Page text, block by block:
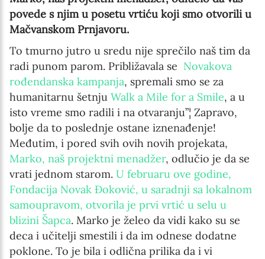
povede s njim u posetu vrtiću koji smo otvorili u
Mačvanskom Prnjavoru.
To tmurno jutro u sredu nije sprečilo naš tim da
radi punom parom. Približavala se Novakova
rođendanska kampanja, spremali smo se za
humanitarnu šetnju Walk a Mile for a Smile, a u
isto vreme smo radili i na otvaranju”¦ Zapravo,
bolje da to poslednje ostane iznenađenje!
Međutim, i pored svih ovih novih projekata,
Marko, naš projektni menadžer, odlučio je da se
vrati jednom starom. U februaru ove godine,
Fondacija Novak Đoković, u saradnji sa lokalnom
samoupravom, otvorila je prvi vrtić u selu u
blizini Šapca. Marko je želeo da vidi kako su se
deca i učitelji smestili i da im odnese dodatne
poklone. To je bila i odlična prilika da i vi